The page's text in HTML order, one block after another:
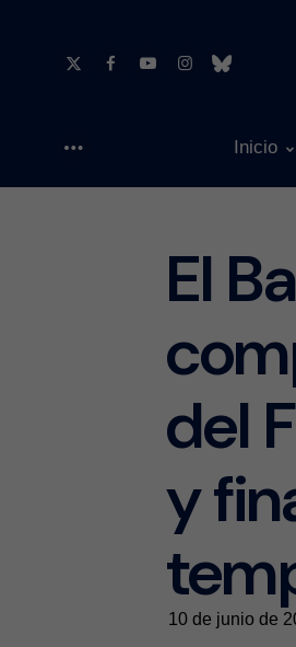
Inicio
El
del
y
10 de junio de